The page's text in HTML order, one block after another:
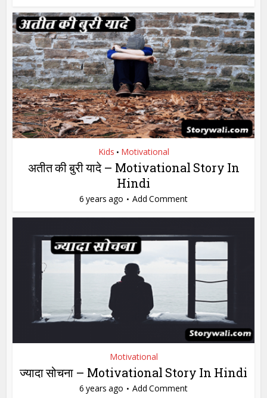
Kids • Motivational
अतीत की बुरी यादे – Motivational Story In
Hindi
6 years ago Add Comment
Motivational
ज्यादा सोचना – Motivational Story In Hindi
6 years ago Add Comment